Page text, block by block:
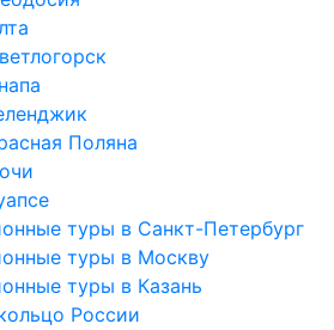
Поляна
туры в Санкт-Петербург
туры в Москву
туры в Казань
России